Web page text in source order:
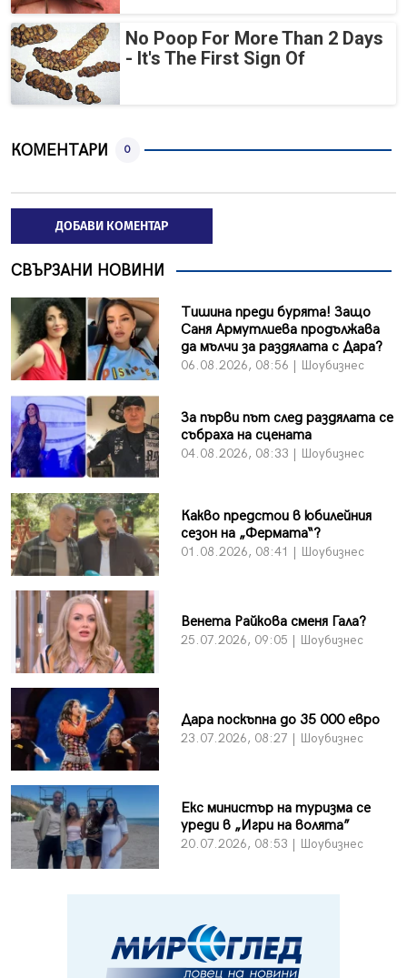
No Poop For More Than 2 Days
- It's The First Sign Of
КОМЕНТАРИ 0
ДОБАВИ КОМЕНТАР
СВЪРЗАНИ НОВИНИ
Тишина преди бурята! Защо
Саня Армутлиева продължава
да мълчи за раздялата с Дара?
06.08.2026, 08:56 | Шоубизнес
За първи път след раздялата се
събраха на сцената
04.08.2026, 08:33 | Шоубизнес
Какво предстои в юбилейния
сезон на „Фермата“?
01.08.2026, 08:41 | Шоубизнес
Венета Райкова сменя Гала?
25.07.2026, 09:05 | Шоубизнес
Дара поскъпна до 35 000 евро
23.07.2026, 08:27 | Шоубизнес
Екс министър на туризма се
уреди в „Игри на волята”
20.07.2026, 08:53 | Шоубизнес